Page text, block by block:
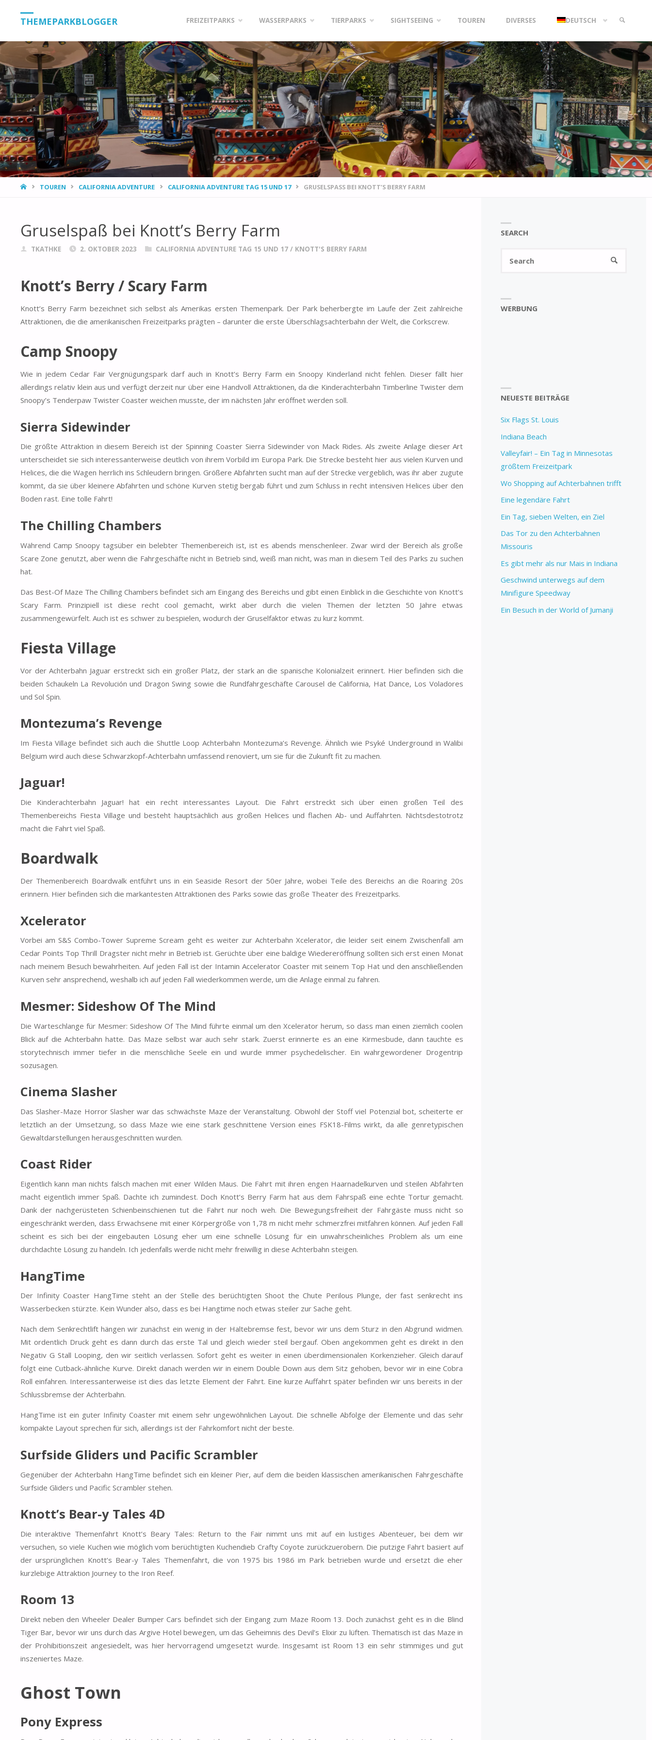
THEMEPARKBLOGGER
content
FREIZEITPARKS WASSERPARKS TIERPARKS SIGHTSEEING TOUREN DIVERSES DEUTSCH
SEARCH
HOMETOUREN CALIFORNIA ADVENTURE CALIFORNIA ADVENTURE TAG 15 UND 17 GRUSELSPASS BEI KNOTT’S BERRY FARM
Gruselspaß bei Knott’s Berry Farm
TKATHKE 2. OKTOBER 2023 CALIFORNIA ADVENTURE TAG 15 UND 17/ KNOTT'S BERRY FARM
Knott’s Berry / Scary Farm
Knott’s Berry Farm bezeichnet sich selbst als Amerikas ersten Themenpark. Der Park beherbergte im Laufe der Zeit zahlreiche
Attraktionen, die die amerikanischen Freizeitparks prägten – darunter die erste Überschlagsachterbahn der Welt, die Corkscrew.
Camp Snoopy
Wie in jedem Cedar Fair Vergnügungspark darf auch in Knott’s Berry Farm ein Snoopy Kinderland nicht fehlen. Dieser fällt hier
allerdings relativ klein aus und verfügt derzeit nur über eine Handvoll Attraktionen, da die Kinderachterbahn Timberline Twister dem
Snoopy’s Tenderpaw Twister Coaster weichen musste, der im nächsten Jahr eröffnet werden soll.
Sierra Sidewinder
Die größte Attraktion in diesem Bereich ist der Spinning Coaster Sierra Sidewinder von Mack Rides. Als zweite Anlage dieser Art
unterscheidet sie sich interessanterweise deutlich von ihrem Vorbild im Europa Park. Die Strecke besteht hier aus vielen Kurven und
Helices, die die Wagen herrlich ins Schleudern bringen. Größere Abfahrten sucht man auf der Strecke vergeblich, was ihr aber zugute
kommt, da sie über kleinere Abfahrten und schöne Kurven stetig bergab führt und zum Schluss in recht intensiven Helices über den
Boden rast. Eine tolle Fahrt!
The Chilling Chambers
Während Camp Snoopy tagsüber ein belebter Themenbereich ist, ist es abends menschenleer. Zwar wird der Bereich als große
Scare Zone genutzt, aber wenn die Fahrgeschäfte nicht in Betrieb sind, weiß man nicht, was man in diesem Teil des Parks zu suchen
hat.
Das Best-Of Maze The Chilling Chambers befindet sich am Eingang des Bereichs und gibt einen Einblick in die Geschichte von Knott’s
Scary Farm. Prinzipiell ist diese recht cool gemacht, wirkt aber durch die vielen Themen der letzten 50 Jahre etwas
zusammengewürfelt. Auch ist es schwer zu bespielen, wodurch der Gruselfaktor etwas zu kurz kommt.
Fiesta Village
Vor der Achterbahn Jaguar erstreckt sich ein großer Platz, der stark an die spanische Kolonialzeit erinnert. Hier befinden sich die
beiden Schaukeln La Revolución und Dragon Swing sowie die Rundfahrgeschäfte Carousel de California, Hat Dance, Los Voladores
und Sol Spin.
Montezuma’s Revenge
Im Fiesta Village befindet sich auch die Shuttle Loop Achterbahn Montezuma’s Revenge. Ähnlich wie Psyké Underground in Walibi
Belgium wird auch diese Schwarzkopf-Achterbahn umfassend renoviert, um sie für die Zukunft fit zu machen.
Jaguar!
Die Kinderachterbahn Jaguar! hat ein recht interessantes Layout. Die Fahrt erstreckt sich über einen großen Teil des
Themenbereichs Fiesta Village und besteht hauptsächlich aus großen Helices und flachen Ab- und Auffahrten. Nichtsdestotrotz
macht die Fahrt viel Spaß.
Boardwalk
Der Themenbereich Boardwalk entführt uns in ein Seaside Resort der 50er Jahre, wobei Teile des Bereichs an die Roaring 20s
erinnern. Hier befinden sich die markantesten Attraktionen des Parks sowie das große Theater des Freizeitparks.
Xcelerator
Vorbei am S&S Combo-Tower Supreme Scream geht es weiter zur Achterbahn Xcelerator, die leider seit einem Zwischenfall am
Cedar Points Top Thrill Dragster nicht mehr in Betrieb ist. Gerüchte über eine baldige Wiedereröffnung sollten sich erst einen Monat
nach meinem Besuch bewahrheiten. Auf jeden Fall ist der Intamin Accelerator Coaster mit seinem Top Hat und den anschließenden
Kurven sehr ansprechend, weshalb ich auf jeden Fall wiederkommen werde, um die Anlage einmal zu fahren.
Mesmer: Sideshow Of The Mind
Die Warteschlange für Mesmer: Sideshow Of The Mind führte einmal um den Xcelerator herum, so dass man einen ziemlich coolen
Blick auf die Achterbahn hatte. Das Maze selbst war auch sehr stark. Zuerst erinnerte es an eine Kirmesbude, dann tauchte es
storytechnisch immer tiefer in die menschliche Seele ein und wurde immer psychedelischer. Ein wahrgewordener Drogentrip
sozusagen.
Cinema Slasher
Das Slasher-Maze Horror Slasher war das schwächste Maze der Veranstaltung. Obwohl der Stoff viel Potenzial bot, scheiterte er
letztlich an der Umsetzung, so dass Maze wie eine stark geschnittene Version eines FSK18-Films wirkt, da alle genretypischen
Gewaltdarstellungen herausgeschnitten wurden.
Coast Rider
Eigentlich kann man nichts falsch machen mit einer Wilden Maus. Die Fahrt mit ihren engen Haarnadelkurven und steilen Abfahrten
macht eigentlich immer Spaß. Dachte ich zumindest. Doch Knott’s Berry Farm hat aus dem Fahrspaß eine echte Tortur gemacht.
Dank der nachgerüsteten Schienbeinschienen tut die Fahrt nur noch weh. Die Bewegungsfreiheit der Fahrgäste muss nicht so
eingeschränkt werden, dass Erwachsene mit einer Körpergröße von 1,78 m nicht mehr schmerzfrei mitfahren können. Auf jeden Fall
scheint es sich bei der eingebauten Lösung eher um eine schnelle Lösung für ein unwahrscheinliches Problem als um eine
durchdachte Lösung zu handeln. Ich jedenfalls werde nicht mehr freiwillig in diese Achterbahn steigen.
HangTime
Der Infinity Coaster HangTime steht an der Stelle des berüchtigten Shoot the Chute Perilous Plunge, der fast senkrecht ins
Wasserbecken stürzte. Kein Wunder also, dass es bei Hangtime noch etwas steiler zur Sache geht.
Nach dem Senkrechtlift hängen wir zunächst ein wenig in der Haltebremse fest, bevor wir uns dem Sturz in den Abgrund widmen.
Mit ordentlich Druck geht es dann durch das erste Tal und gleich wieder steil bergauf. Oben angekommen geht es direkt in den
Negativ G Stall Looping, den wir seitlich verlassen. Sofort geht es weiter in einen überdimensionalen Korkenzieher. Gleich darauf
folgt eine Cutback-ähnliche Kurve. Direkt danach werden wir in einem Double Down aus dem Sitz gehoben, bevor wir in eine Cobra
Roll einfahren. Interessanterweise ist dies das letzte Element der Fahrt. Eine kurze Auffahrt später befinden wir uns bereits in der
Schlussbremse der Achterbahn.
HangTime ist ein guter Infinity Coaster mit einem sehr ungewöhnlichen Layout. Die schnelle Abfolge der Elemente und das sehr
kompakte Layout sprechen für sich, allerdings ist der Fahrkomfort nicht der beste.
Surfside Gliders und Pacific Scrambler
Gegenüber der Achterbahn HangTime befindet sich ein kleiner Pier, auf dem die beiden klassischen amerikanischen Fahrgeschäfte
Surfside Gliders und Pacific Scrambler stehen.
Knott’s Bear-y Tales 4D
Die interaktive Themenfahrt Knott’s Beary Tales: Return to the Fair nimmt uns mit auf ein lustiges Abenteuer, bei dem wir
versuchen, so viele Kuchen wie möglich vom berüchtigten Kuchendieb Crafty Coyote zurückzuerobern. Die putzige Fahrt basiert auf
der ursprünglichen Knott’s Bear-y Tales Themenfahrt, die von 1975 bis 1986 im Park betrieben wurde und ersetzt die eher
kurzlebige Attraktion Journey to the Iron Reef.
Room 13
Direkt neben den Wheeler Dealer Bumper Cars befindet sich der Eingang zum Maze Room 13. Doch zunächst geht es in die Blind
Tiger Bar, bevor wir uns durch das Argive Hotel bewegen, um das Geheimnis des Devil’s Elixir zu lüften. Thematisch ist das Maze in
der Prohibitionszeit angesiedelt, was hier hervorragend umgesetzt wurde. Insgesamt ist Room 13 ein sehr stimmiges und gut
inszeniertes Maze.
Ghost Town
Pony Express
SEARCH
SEARCH
WERBUNG
NEUESTE BEITRÄGE
Six Flags St. Louis
Indiana Beach
Valleyfair! – Ein Tag in Minnesotas
größtem Freizeitpark
Wo Shopping auf Achterbahnen trifft
Eine legendäre Fahrt
Ein Tag, sieben Welten, ein Ziel
Das Tor zu den Achterbahnen
Missouris
Es gibt mehr als nur Mais in Indiana
Geschwind unterwegs auf dem
Minifigure Speedway
Ein Besuch in der World of Jumanji